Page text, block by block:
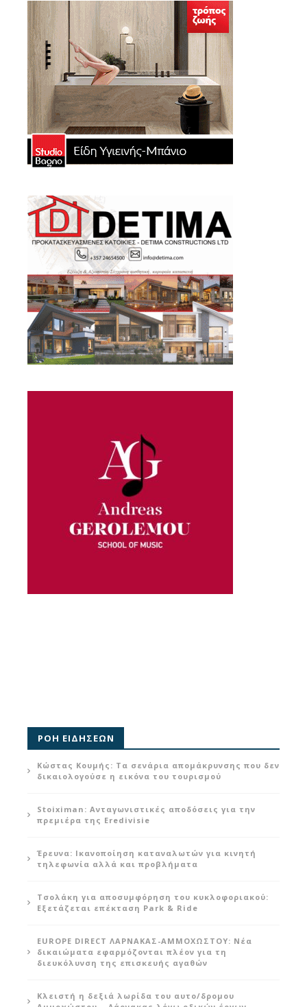
ΡΟΗ ΕΙΔΗΣΕΩΝ
Κώστας Κουμής: Τα σενάρια απομάκρυνσης που δεν
δικαιολογούσε η εικόνα του τουρισμού
Stoiximan: Ανταγωνιστικές αποδόσεις για την
πρεμιέρα της Eredivisie
Έρευνα: Ικανοποίηση καταναλωτών για κινητή
τηλεφωνία αλλά και προβλήματα
Τσολάκη για αποσυμφόρηση του κυκλοφοριακού:
Εξετάζεται επέκταση Park & Ride
EUROPE DIRECT ΛΑΡΝΑΚΑΣ-ΑΜΜΟΧΩΣΤΟΥ: Νέα
δικαιώματα εφαρμόζονται πλέον για τη
διευκόλυνση της επισκευής αγαθών
Κλειστή η δεξιά λωρίδα του αυτο/δρομου